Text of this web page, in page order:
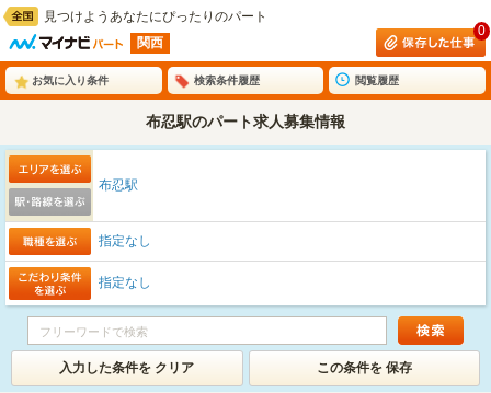
見つけようあなたにぴったりのパート
関西
0
お気に入り条件 検索条件履歴 閲覧履歴
布忍駅のパート求人募集情報
布忍駅
指定なし
指定なし
入力した条件を クリア この条件を 保存